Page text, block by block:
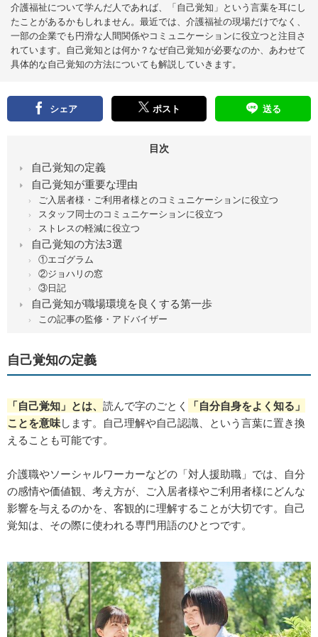
介護福祉について学んだ人であれば、「自己覚知」という言葉を耳にし
たことがあるかもしれません。最近では、介護福祉の現場だけでなく、
一部の企業でも円滑な人間関係やコミュニケーションに役立つと注目さ
れています。自己覚知とは何か？なぜ自己覚知が必要なのか、あわせて
具体的な自己覚知の方法についても解説していきます。
シェア ポスト 送る
目次
自己覚知の定義
自己覚知が重要な理由
ご入居者様・ご利用者様とのコミュニケーションに役立つ
スタッフ同士のコミュニケーションに役立つ
ストレスの軽減に役立つ
自己覚知の方法3選
①エゴグラム
②ジョハリの窓
③日記
自己覚知が職場環境を良くする第一歩
この記事の監修・アドバイザー
自己覚知の定義
「自己覚知」とは、 読んで字のごとく
「自分自身をよく知る」
ことを意味します。自己理解や自己認識、という言葉に置き換
えることも可能です。
介護職やソーシャルワーカーなどの「対人援助職」では、自分
の感情や価値観、考え方が、ご入居者様やご利用者様にどんな
影響を与えるのかを、客観的に理解することが大切です。自己
覚知は、その際に使われる専門用語のひとつです。